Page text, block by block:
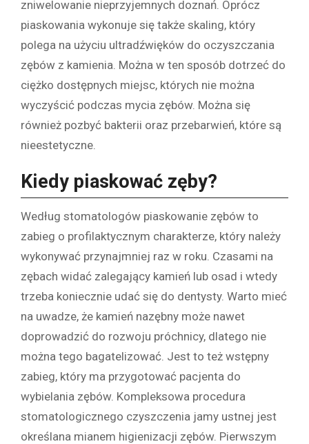
zniwelowanie nieprzyjemnych doznań. Oprócz
piaskowania wykonuje się także skaling, który
polega na użyciu ultradźwięków do oczyszczania
zębów z kamienia. Można w ten sposób dotrzeć do
ciężko dostępnych miejsc, których nie można
wyczyścić podczas mycia zębów. Można się
również pozbyć bakterii oraz przebarwień, które są
nieestetyczne.
Kiedy piaskować zęby?
Według stomatologów piaskowanie zębów to
zabieg o profilaktycznym charakterze, który należy
wykonywać przynajmniej raz w roku. Czasami na
zębach widać zalegający kamień lub osad i wtedy
trzeba koniecznie udać się do dentysty. Warto mieć
na uwadze, że kamień nazębny może nawet
doprowadzić do rozwoju próchnicy, dlatego nie
można tego bagatelizować. Jest to też wstępny
zabieg, który ma przygotować pacjenta do
wybielania zębów. Kompleksowa procedura
stomatologicznego czyszczenia jamy ustnej jest
określana mianem higienizacji zębów. Pierwszym